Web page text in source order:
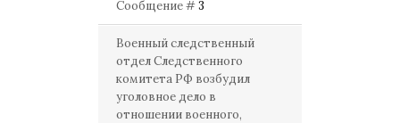
Сообщение #3
Военный следственный
отдел Следственного
комитета РФ возбудил
уголовное дело в
отношении военного,